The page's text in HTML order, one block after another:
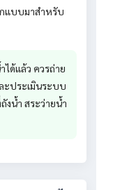
แบบมาสำหรับ
ด้แล้ว ควรถ่าย
ะประเมินระบบ
งน้ำ สระว่ายน้ำ